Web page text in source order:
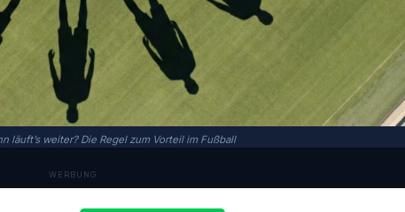
läuft’s weiter? Die Regel zum Vorteil im Fußball
WERBUNG